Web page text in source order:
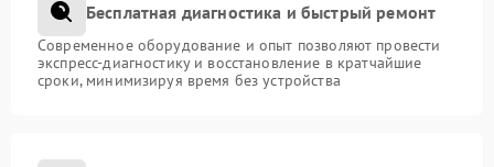
Бесплатная диагностика и быстрый ремонт
Современное оборудование и опыт позволяют провести
экспресс-диагностику и восстановление в кратчайшие
сроки, минимизируя время без устройства